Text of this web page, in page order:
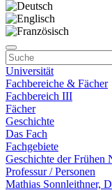
Universität
Fachbereiche & Fächer
Fachbereich III
Fächer
Geschichte
Das Fach
Fachgebiete
Geschichte der Frühen
Professur / Personen
Mathias Sonnleithner,